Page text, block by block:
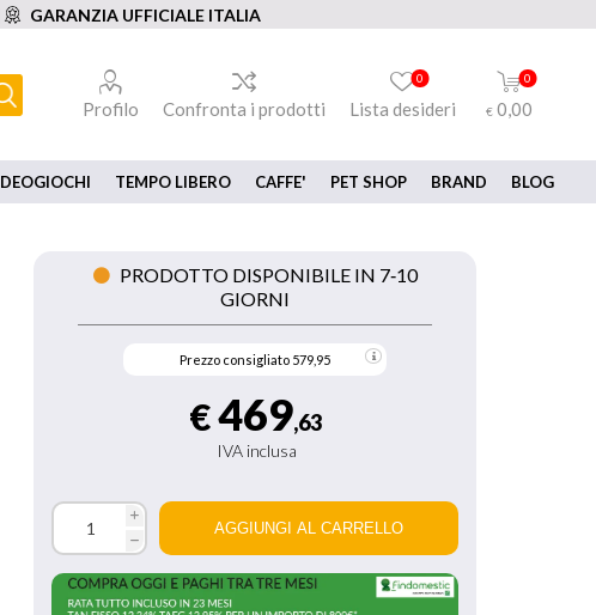
GARANZIA UFFICIALE ITALIA
Profilo Confronta i prodotti Lista desideri
0 0
€ 0,00
TEMPO LIBERO CAFFE' PET SHOP BRAND BLOG
PRODOTTO DISPONIBILE IN 7‑10
GIORNI
Prezzo consigliato 579,95
€469,63
IVA inclusa
i
h